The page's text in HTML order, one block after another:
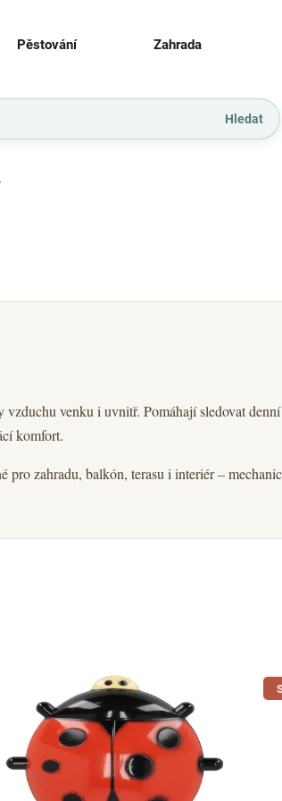
Pěstování Zahrada
Hledat
venku i uvnitř. Pomáhají sledovat
komfort.
pro zahradu, balkón, terasu i interiér –